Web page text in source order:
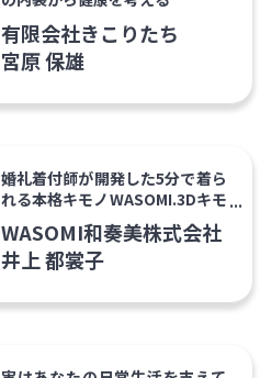
有限会社きこりたち
宮原 保雄
婚礼着付師が開発した5分で着ら
れる本格キモノWASOMI.3Dキモ
WASOMI和奏美株式会社
井上 都裳子